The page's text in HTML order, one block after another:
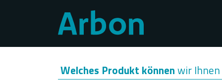
Welches Produkt könnenwir